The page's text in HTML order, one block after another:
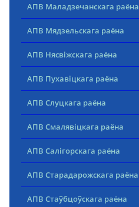
АПВ Маладзечанскага раёна
АПВ Мядзельскага раёна
АПВ Нясвіжскага раёна
АПВ Пухавіцкага раёна
АПВ Слуцкага раёна
АПВ Смалявіцкага раёна
АПВ Салігорскага раёна
АПВ Старадарожскага раёна
АПВ Стаўбцоўскага раёна